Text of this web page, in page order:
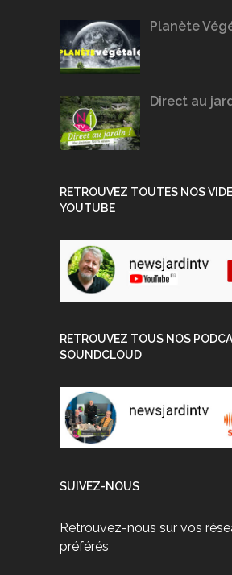
Planète
Direct au
RETROUVEZ TOUTES NOS
YOUTUBE
RETROUVEZ TOUS NOS
SOUNDCLOUD
SUIVEZ-NOUS
Retrouvez-nous sur vos
préférés